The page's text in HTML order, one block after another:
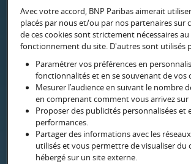
Comment transmettre
biens spécifiques ou une
? Quels sont les outils
fiscaux à disposition ?
Simulateurs
Avec votre accord, BNP Paribas aimerait
placés par nous et/ou par nos partenaires sur
de ces cookies sont strictement nécessaires
fonctionnement du site. D'autres sont utilisés
Paramétrer vos préférences en
fonctionnalités et en se souvenant de vos
Mesurer l’audience en suivant le nombre
en comprenant comment vous arrivez sur
Proposer des publicités personnalisées et
performances.
Partager des informations avec les
utilisés et vous permettre de visualiser du
hébergé sur un site externe.